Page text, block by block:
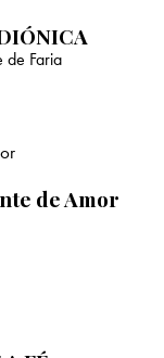
de Faria
de Amor